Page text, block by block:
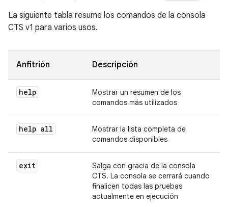
La siguiente tabla resume los comandos de la consola
CTS v1 para varios usos.
Anfitrión Descripción
help
Mostrar un resumen de los
comandos más utilizados
help all
Mostrar la lista completa de
comandos disponibles
exit
Salga con gracia de la consola
CTS. La consola se cerrará cuando
finalicen todas las pruebas
actualmente en ejecución